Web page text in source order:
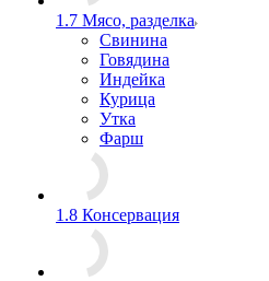
1.7 Мясо, разделка
Свинина
Говядина
Индейка
Курица
Утка
Фарш
1.8 Консервация